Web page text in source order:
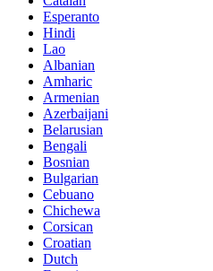
Esperanto
Hindi
Lao
Albanian
Amharic
Armenian
Azerbaijani
Belarusian
Bengali
Bosnian
Bulgarian
Cebuano
Chichewa
Corsican
Croatian
Dutch